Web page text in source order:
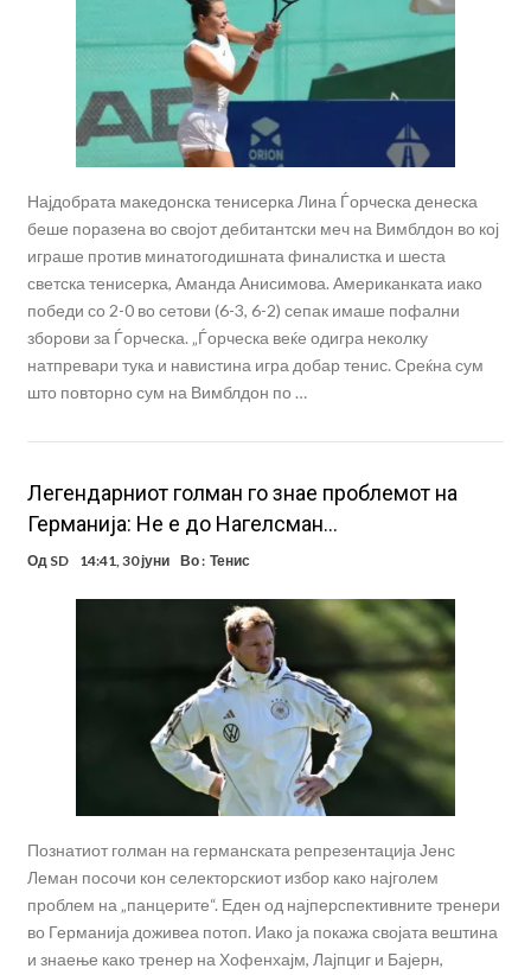
Најдобрата македонска тенисерка Лина Ѓорческа денеска
беше поразена во својот дебитантски меч на Вимблдон во кој
играше против минатогодишната финалистка и шеста
светска тенисерка, Аманда Анисимова. Американката иако
победи со 2-0 во сетови (6-3, 6-2) сепак имаше пофални
зборови за Ѓорческа. „Ѓорческа веќе одигра неколку
натпревари тука и навистина игра добар тенис. Среќна сум
што повторно сум на Вимблдон по …
Легендарниот голман го знае проблемот на
Германија: Не е до Нагелсман…
Од SD 14:41, 30 јуни Во : Тенис
Познатиот голман на германската репрезентација Јенс
Леман посочи кон селекторскиот избор како најголем
проблем на „панцерите“. Еден од најперспективните тренери
во Германија доживеа потоп. Иако ја покажа својата вештина
и знаење како тренер на Хофенхајм, Лајпциг и Бајерн,